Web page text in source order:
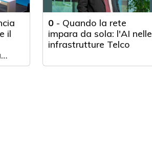
il
0- Quando la rete
impara da sola: l'AI nelle
infrastrutture Telco